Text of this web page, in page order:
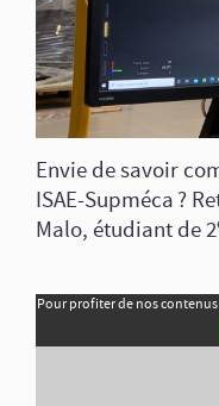
Envie de savoir
ISAE-Supméca ?
Malo, étudiant de 2
Pour profiter de nos